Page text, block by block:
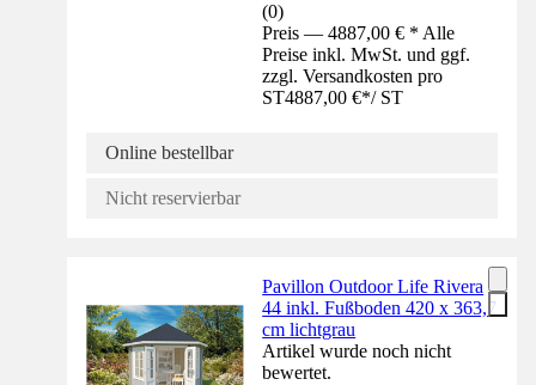
(0)
Preis — 4887,00 € * Alle
Preise inkl. MwSt. und ggf.
zzgl. Versandkosten pro
ST4887,00 €*/ ST
Online bestellbar
Nicht reservierbar
Pavillon Outdoor Life Rivera
44 inkl. Fußboden 420 x 363,7
cm lichtgrau
Artikel wurde noch nicht
bewertet.